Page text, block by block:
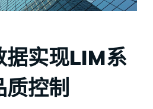
据实现LIM系
控制